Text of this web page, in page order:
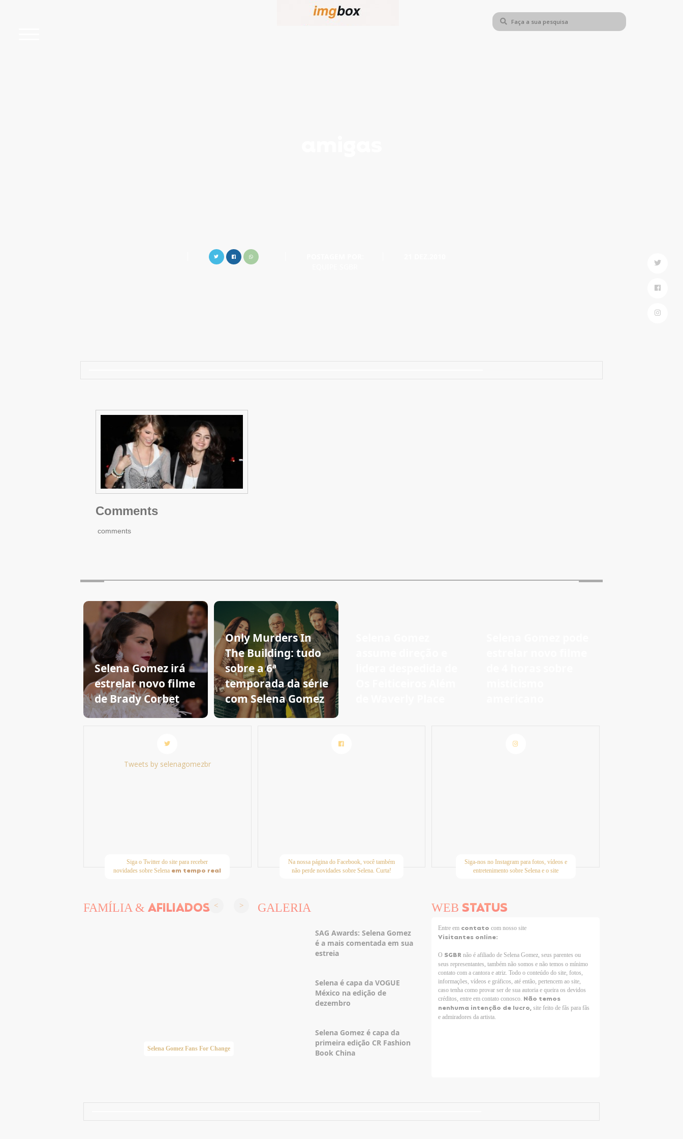
Comments
comments
Selena Gomez irá
estrelar novo filme
de Brady Corbet
Only Murders In
The Building: tudo
sobre a 6ª
temporada da série
com Selena Gomez
Tweets by selenagomezbr
Siga o Twitter do site para receber
novidades sobre Selena em tempo real
Na nossa página do Facebook, você também
não perde novidades sobre Selena. Curta!
Siga-nos no Instagram para fotos, vídeos e
entretenimento sobre Selena e o site
FAMÍLIA & AFILIADOS
Selena Gomez Fans For Change Taylor Swift Brasil
GALERIA
SAG Awards: Selena Gomez
é a mais comentada em sua
estreia
Selena é capa da VOGUE
México na edição de
dezembro
Selena Gomez é capa da
primeira edição CR Fashion
Book China
WEB STATUS
Entre em contatocom nosso site
Visitantes online:
O SGBR não é afiliado de Selena Gomez, seus parentes ou
seus representantes, também não somos e não temos o mínimo
contato com a cantora e atriz. Todo o conteúdo do site, fotos,
informações, vídeos e gráficos, até então, pertencem ao site,
caso tenha como provar ser de sua autoria e queira os devidos
créditos, entre em contato conosco. Não temos
nenhuma intenção de lucro,site feito de fãs para fãs
e admiradores da artista.